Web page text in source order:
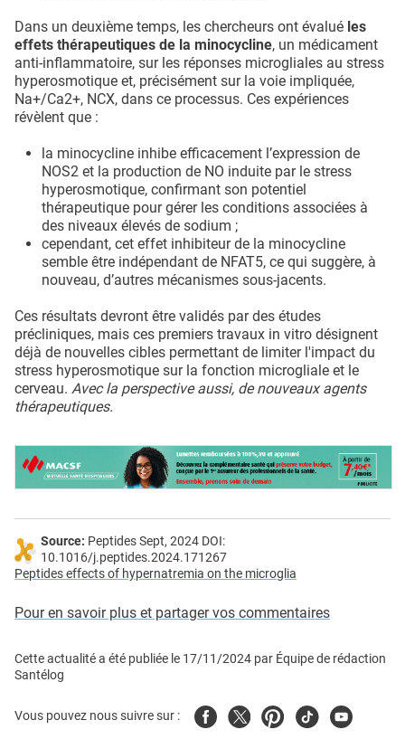
Dans un deuxième temps, les chercheurs ont évalué les
effets thérapeutiques de la minocycline, un médicament
anti-inflammatoire, sur les réponses microgliales au stress
hyperosmotique et, précisément sur la voie impliquée,
Na+/Ca2+, NCX, dans ce processus. Ces expériences
révèlent que :
la minocycline inhibe efficacement l’expression de
NOS2 et la production de NO induite par le stress
hyperosmotique, confirmant son potentiel
thérapeutique pour gérer les conditions associées à
des niveaux élevés de sodium ;
cependant, cet effet inhibiteur de la minocycline
semble être indépendant de NFAT5, ce qui suggère, à
nouveau, d’autres mécanismes sous-jacents.
Ces résultats devront être validés par des études
précliniques, mais ces premiers travaux in vitro désignent
déjà de nouvelles cibles permettant de limiter l'impact du
stress hyperosmotique sur la fonction microgliale et le
cerveau. Avec la perspective aussi, de nouveaux agents
thérapeutiques.
Source: Peptides Sept, 2024 DOI:
10.1016/j.peptides.2024.171267
Peptides effects of hypernatremia on the microglia
Pour en savoir plus et partager vos commentaires
Cette actualité a été publiée le 17/11/2024 par Équipe de rédaction
Santélog
Vous pouvez nous suivre sur : FacebookTwitterPinterest
TiktokYoutube